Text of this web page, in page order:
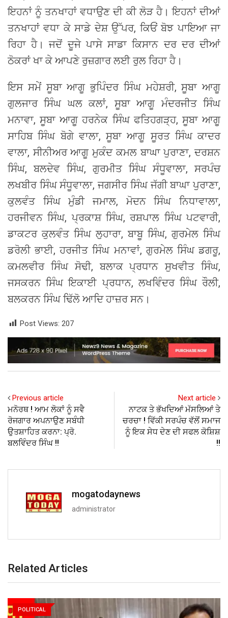
ਇਹਨਾਂ ਨੂੰ ਤਨਖਾਹਾਂ ਵਧਾਉਣ ਦੀ ਕੀ ਲੋੜ ਹੈ। ਇਹਨਾਂ ਦੀਆਂ
ਤਨਖਾਹਾਂ ਵਧਾ ਕੇ ਸਾਡੇ ਦੇਸ਼ ਉੱਪਰ, ਕਿਓਂ ਬੋਝ ਪਾਇਆ ਜਾ
ਰਿਹਾ ਹੈ। ਜਦੋਂ ਦੂਜੇ ਪਾਸੇ ਸਾਡਾ ਕਿਸਾਨ ਦਰ ਦਰ ਦੀਆਂ
ਠੋਕਰਾਂ ਖਾ ਕੇ ਆਪਣੇ ਰੁਜ਼ਗਾਰ ਲਈ ਰੁਲ ਰਿਹਾ ਹੈ।
ਇਸ ਸਮੇਂ ਸੂਬਾ ਆਗੂ ਭੁਪਿੰਦਰ ਸਿੰਘ ਮਹੇਸ਼ਰੀ, ਸੂਬਾ ਆਗੂ
ਗੁਲਜਾਰ ਸਿੰਘ ਘਲ ਕਲਾਂ, ਸੂਬਾ ਆਗੂ ਮੰਦਰਜੀਤ ਸਿੰਘ
ਮਨਾਵਾ, ਸੂਬਾ ਆਗੂ ਹਰਨੇਕ ਸਿੰਘ ਫਤਿਹਗੜ੍ਹ, ਸੂਬਾ ਆਗੂ
ਸਾਹਿਬ ਸਿੰਘ ਬੋਗੇ ਵਾਲਾ, ਸੂਬਾ ਆਗੂ ਸੂਰਤ ਸਿੰਘ ਕਾਦਰ
ਵਾਲਾ, ਸੀਨੀਅਰ ਆਗੂ ਮੁਕੰਦ ਕਮਲ ਬਾਘਾ ਪੁਰਾਣਾ, ਦਰਸ਼ਨ
ਸਿੰਘ, ਬਲਦੇਵ ਸਿੰਘ, ਗੁਰਮੀਤ ਸਿੰਘ ਸੰਧੂਵਾਲਾ, ਸਰਪੰਚ
ਲਖਬੀਰ ਸਿੰਘ ਸੰਧੂਵਾਲਾ, ਜਗਸੀਰ ਸਿੰਘ ਜੱਗੀ ਬਾਘਾ ਪੁਰਾਣਾ,
ਕੁਲਵੰਤ ਸਿੰਘ ਮੁੰਡੀ ਜਮਾਲ, ਮੋਦਨ ਸਿੰਘ ਨਿਧਾਵਾਲਾ,
ਹਰਜੀਵਨ ਸਿੰਘ, ਪ੍ਰਕਾਸ਼ ਸਿੰਘ, ਰਸ਼ਪਾਲ ਸਿੰਘ ਪਟਵਾਰੀ,
ਡਾਕਟਰ ਕੁਲਵੰਤ ਸਿੰਘ ਲੁਹਾਰਾ, ਬਾਬੂ ਸਿੰਘ, ਗੁਰਮੇਲ ਸਿੰਘ
ਡਰੋਲੀ ਭਾਈ, ਹਰਜੀਤ ਸਿੰਘ ਮਨਾਵਾਂ, ਗੁਰਮੇਲ ਸਿੰਘ ਡਗਰੂ,
ਕਮਲਵੀਰ ਸਿੰਘ ਸੋਢੀ, ਬਲਾਕ ਪ੍ਰਧਾਨ ਸੁਖਵੀਤ ਸਿੰਘ,
ਜਸਕਰਨ ਸਿੰਘ ਇਕਾਈ ਪ੍ਰਧਾਨ, ਲਖਵਿੰਦਰ ਸਿੰਘ ਰੌਲੀ,
ਬਲਕਰਨ ਸਿੰਘ ਢਿੱਲੋ ਆਦਿ ਹਾਜ਼ਰ ਸਨ।
Post Views: 207
Previous article
ਮਨੋਰਥ ! ਆਮ ਲੋਕਾਂ ਨੂੰ ਸਵੈ
ਰੋਜਗਾਰ ਅਪਨਾਉਣ ਸਬੰਧੀ
ਉਤਸ਼ਾਹਿਤ ਕਰਨਾ: ਪ੍ਰੋ.
ਬਲਵਿੰਦਰ ਸਿੰਘ !!
Next article
ਨਾਟਕ ਤੇ ਭੱਖਦਿਆਂ ਮੱਸਲਿਆਂ ਤੇ
ਚਰਚਾ ! ਵਿੱਕੀ ਸਰਪੰਚ ਵੱਲੋਂ ਸਮਾਜ
ਨੂੰ ਇਕ ਸੇਧ ਦੇਣ ਦੀ ਸਫਲ ਕੋਸ਼ਿਸ਼
!!
mogatodaynews
administrator
Related Articles
POLITICAL